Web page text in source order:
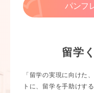
パンフ
留学
「留学の実現に向けた
トに、留学を手助けす